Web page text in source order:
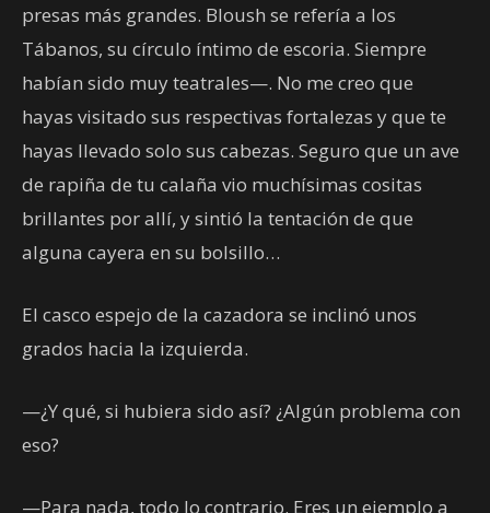
presas más grandes. Bloush se refería a los
Tábanos, su círculo íntimo de escoria. Siempre
habían sido muy teatrales—. No me creo que
hayas visitado sus respectivas fortalezas y que te
hayas llevado solo sus cabezas. Seguro que un ave
de rapiña de tu calaña vio muchísimas cositas
brillantes por allí, y sintió la tentación de que
alguna cayera en su bolsillo…
El casco espejo de la cazadora se inclinó unos
grados hacia la izquierda.
—¿Y qué, si hubiera sido así? ¿Algún problema con
eso?
—Para nada, todo lo contrario. Eres un ejemplo a